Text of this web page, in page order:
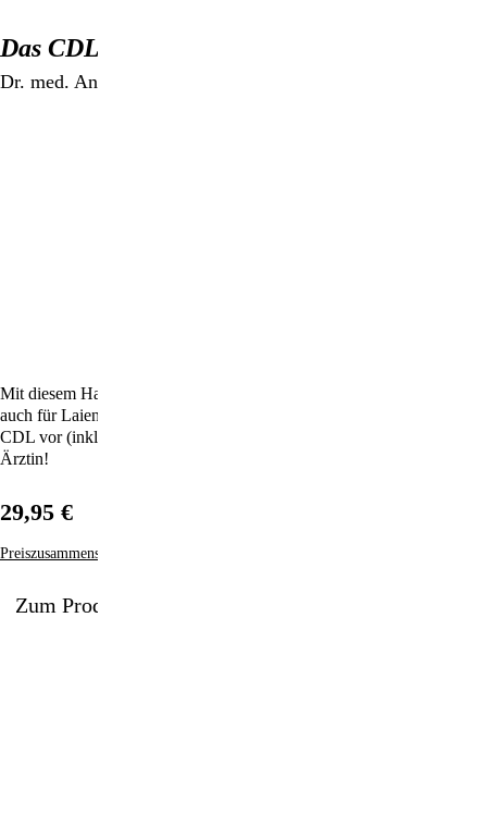
Das CDL-Handbuch
Dr. med. Antje Oswald
Mit diesem Handbuch liegt nun erstmals eine professionelle und doch
auch für Laien leicht verständliche Anleitung zur Handhabung von
CDL vor (inkl. Corona-Kapitel) – geschrieben von einer deutschen
Ärztin!
Zum Produkt
29,95 €
Preiszusammensetzung